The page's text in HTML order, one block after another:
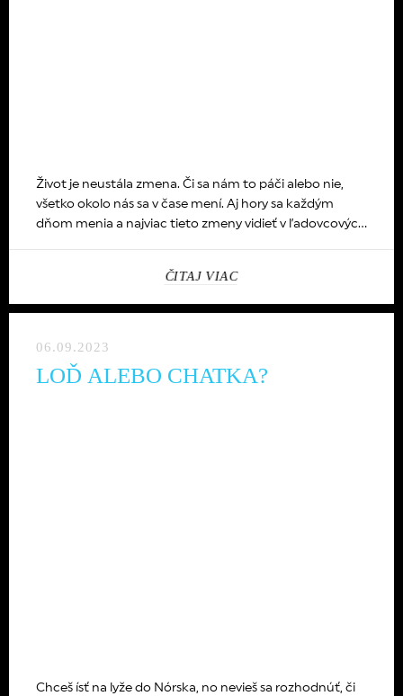
Život je neustála zmena. Či sa nám to páči alebo nie,
všetko okolo nás sa v čase mení. Aj hory sa každým
dňom menia a najviac tieto zmeny vidieť v ľadovcových
ČITAJ VIAC
06.09.2023
LOĎ ALEBO CHATKA?
Chceš ísť na lyže do Nórska, no nevieš sa rozhodnúť, či